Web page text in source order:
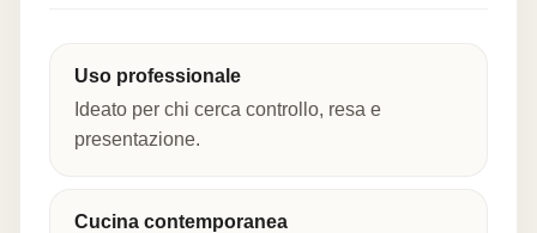
Uso professionale
Ideato per chi cerca controllo, resa e
presentazione.
Cucina contemporanea